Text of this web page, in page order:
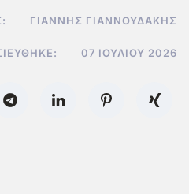
ΓΙΆΝΝΗΣ ΓΙΑΝΝΟΥΔΆΚΗΣ
07 ΙΟΥΛΊΟΥ 2026